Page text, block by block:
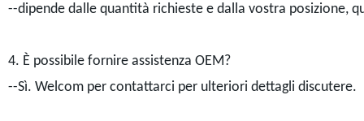
--dipende dalle quantità richieste e dalla vostra posizione,
4. È possibile fornire assistenza OEM?
--Sì. Welcom per contattarci per ulteriori dettagli discutere.